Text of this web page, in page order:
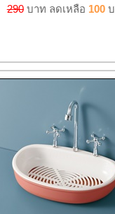
290บาท ลดเหลือ 100บ